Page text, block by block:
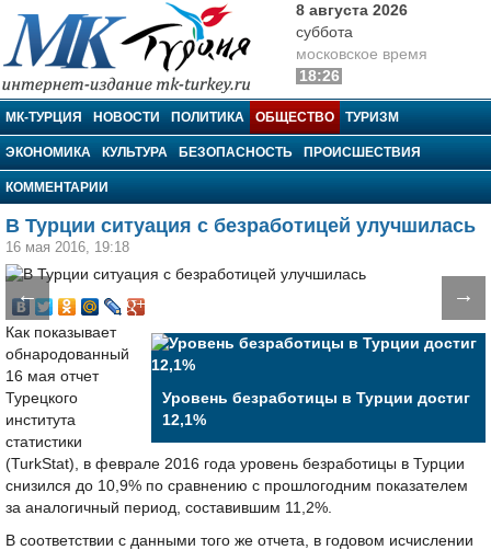
МК-Турция
8 августа 2026
суббота
московское время
18:26
МК-ТУРЦИЯ НОВОСТИ ПОЛИТИКА ОБЩЕСТВО ТУРИЗМ
ЭКОНОМИКА КУЛЬТУРА БЕЗОПАСНОСТЬ ПРОИСШЕСТВИЯ
КОММЕНТАРИИ
В Турции ситуация с безработицей улучшилась
16 мая 2016, 19:18
← →
Уровень безработицы в Турции достиг
12,1%
Как показывает
обнародованный
16 мая отчет
Турецкого
института
статистики
(TurkStat), в феврале 2016 года уровень безработицы в Турции
снизился до 10,9% по сравнению с прошлогодним показателем
за аналогичный период, составившим 11,2%.
В соответствии с данными того же отчета, в годовом исчислении